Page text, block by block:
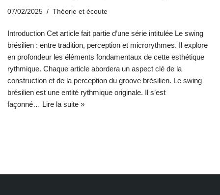
07/02/2025 Théorie et écoute
Introduction Cet article fait partie d’une série intitulée Le swing
brésilien : entre tradition, perception et microrythmes. Il explore
en profondeur les éléments fondamentaux de cette esthétique
rythmique. Chaque article abordera un aspect clé de la
construction et de la perception du groove brésilien. Le swing
brésilien est une entité rythmique originale. Il s’est
façonné… Lire la suite »